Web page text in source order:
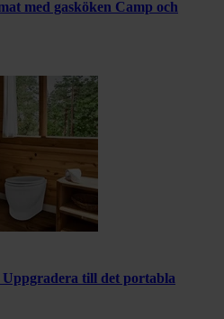
med gasköken Camp och
till det portabla